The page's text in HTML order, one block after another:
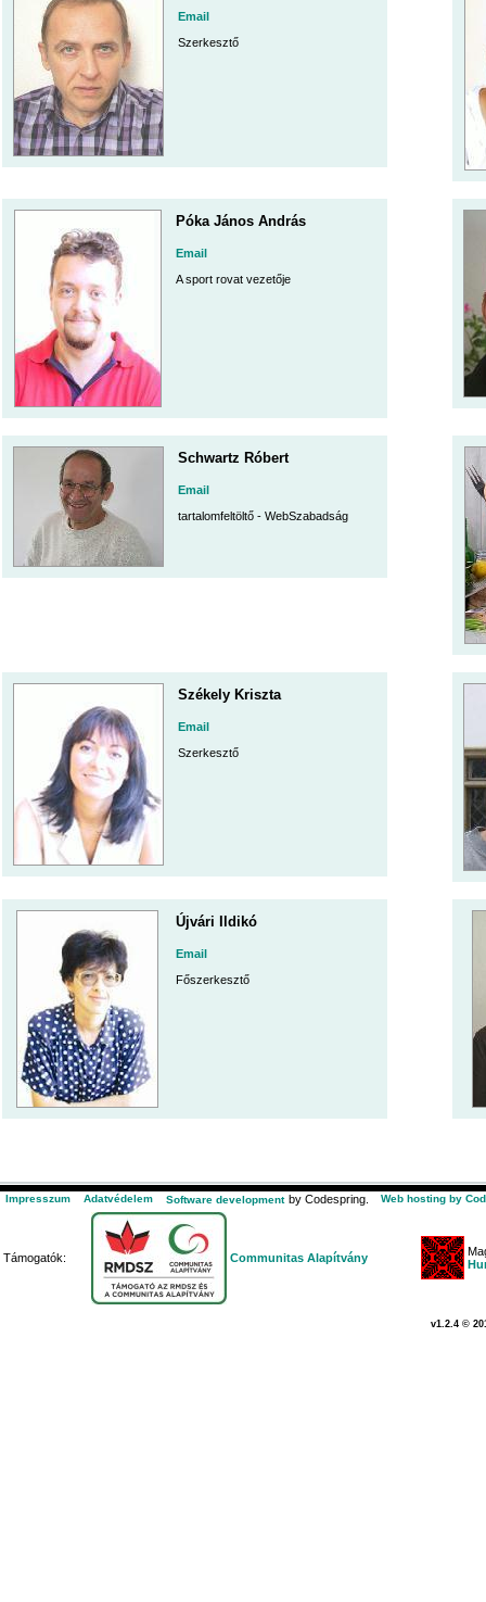
Email
Szerkesztő
Póka János András
Email
A sport rovat vezetője
Schwartz Róbert
Email
tartalomfeltöltő - WebSzabadság
Székely Kriszta
Email
Szerkesztő
Újvári Ildikó
Email
Főszerkesztő
Impresszum Adatvédelem Software development by Codespring. Web hosting by
Támogatók: Communitas Alapítvány
v1.2.4 ©